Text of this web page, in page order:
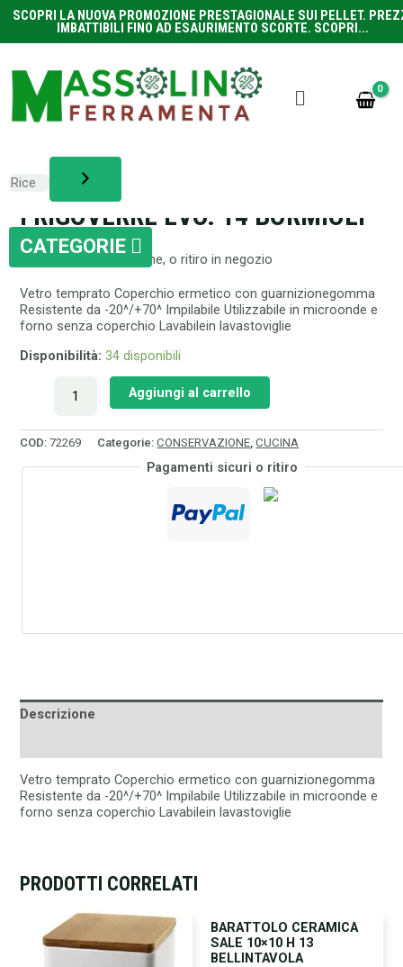
SCOPRI LA NUOVA PROMOZIONE PRESTAGIONALE SUI PELLET.
IMBATTIBILI FINO AD ESAURIMENTO SCORTE. SCOPRI...
CONTENITORE TOND
FRIGOVERRE EVO. 14 BORMIOLI
10,00€ + spedizione, o ritiro in negozio
Vetro temprato Coperchio ermetico con guarnizionegomma
Resistente da -20^/+70^ Impilabile Utilizzabile in microonde e
forno senza coperchio Lavabilein lavastoviglie
Disponibilità: 34 disponibili
Aggiungi al carrello
COD:72269 Categorie:CONSERVAZIONE,CUCINA
Pagamenti sicuri o ritiro
Descrizione
Vetro temprato Coperchio ermetico con guarnizionegomma
Resistente da -20^/+70^ Impilabile Utilizzabile in microonde e
forno senza coperchio Lavabilein lavastoviglie
PRODOTTI CORRELATI
BARATTOLO CERAMICA
SALE 10×10 H 13
BELLINTAVOLA